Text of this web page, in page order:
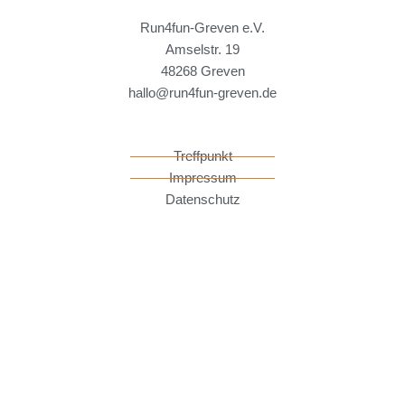
Run4fun-Greven e.V.
Amselstr. 19
48268 Greven
hallo@run4fun-greven.de
Treffpunkt
Impressum
Datenschutz